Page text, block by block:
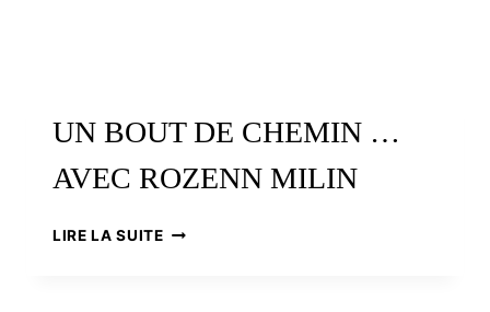
UN BOUT DE CHEMIN …
AVEC ROZENN MILIN
LIRE LA SUITEUN